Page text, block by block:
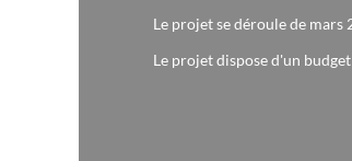
Le projet se déroule de mars
Le projet dispose d'un